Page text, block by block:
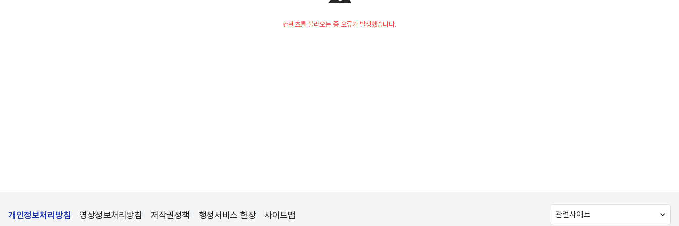
컨텐츠를 불러오는 중 오류가 발생했습니다.
개인정보처리방침 영상정보처리방침 저작권정책 행정서비스 헌장 사이트맵